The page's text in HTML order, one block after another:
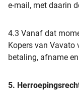
e-mail, met daarin
4.3 Vanaf dat
Kopers van Vavato
betaling, afname
5.